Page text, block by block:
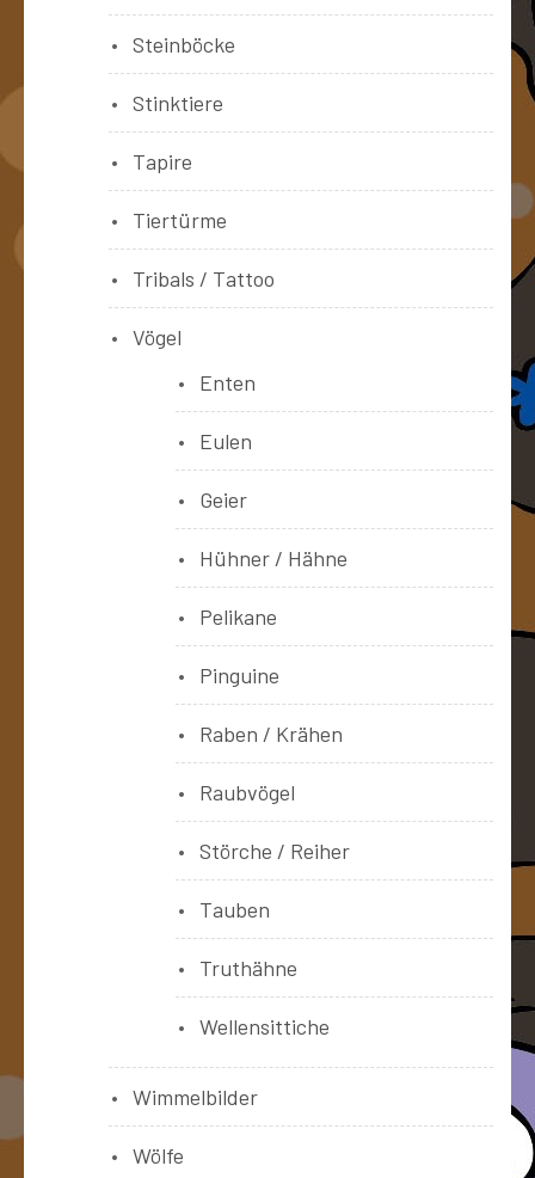
Steinböcke
Stinktiere
Tapire
Tiertürme
Tribals / Tattoo
Vögel
Enten
Eulen
Geier
Hühner / Hähne
Pelikane
Pinguine
Raben / Krähen
Raubvögel
Störche / Reiher
Tauben
Truthähne
Wellensittiche
Wimmelbilder
Wölfe